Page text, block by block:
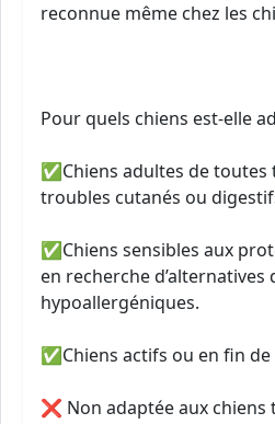
reconnue même chez les
Pour quels chiens est-elle
✅Chiens adultes de toutes
troubles cutanés ou
✅Chiens sensibles aux
en recherche d’alternatives
hypoallergéniques.
✅Chiens actifs ou en fin de
❌ Non adaptée aux chiens